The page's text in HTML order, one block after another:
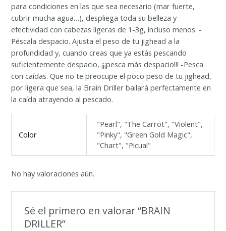
para condiciones en las que sea necesario (mar fuerte,
cubrir mucha agua…), despliega toda su belleza y
efectividad con cabezas ligeras de 1-3g, incluso menos. -
Péscala despacio. Ajusta el peso de tu jighead a la
profundidad y, cuando creas que ya estás pescando
suficientemente despacio, ¡¡¡pesca más despacio!!! -Pesca
con caídas. Que no te preocupe el poco peso de tu jighead,
por ligera que sea, la Brain Driller bailará perfectamente en
la caída atrayendo al pescado.
Color
"Pearl", "The Carrot", "Violent",
"Pinky", "Green Gold Magic",
"Chart", "Picual"
No hay valoraciones aún.
Sé el primero en valorar “BRAIN
DRILLER”